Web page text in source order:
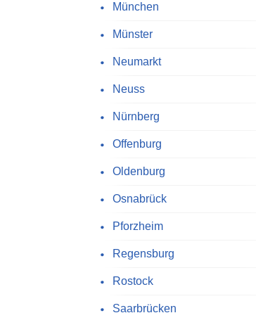
München
Münster
Neumarkt
Neuss
Nürnberg
Offenburg
Oldenburg
Osnabrück
Pforzheim
Regensburg
Rostock
Saarbrücken